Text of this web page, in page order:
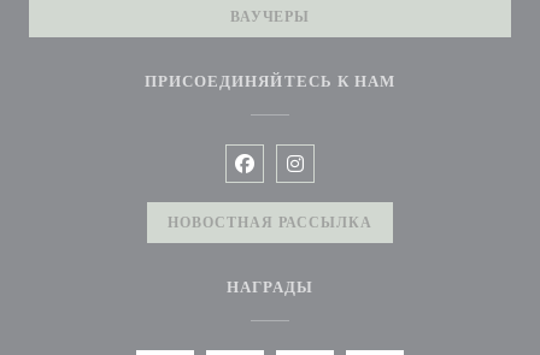
ВАУЧЕРЫ
ПРИСОЕДИНЯЙТЕСЬ К НАМ
Facebook ((открывается в новом
Instagram ((открывается в
НОВОСТНАЯ РАССЫЛКА
НАГРАДЫ